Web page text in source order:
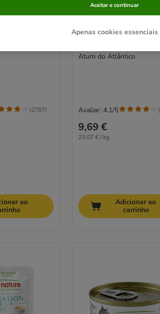
70 g
para gatos
(2787)
ao
17 opções
Almo Nature 6 x 70 g
Atum do Atlântico
9,69 €
23,07 € / kg
Avaliar: 4.1/5 (
Adicionar ao
carrinho
Apenas cookies essenciais
Aceitar e continuar